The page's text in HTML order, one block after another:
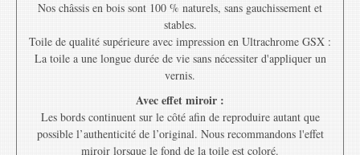
Nos châssis en bois sont 100 % naturels, sans gauchissement et
stables.
Toile de qualité supérieure avec impression en Ultrachrome GSX :
La toile a une longue durée de vie sans nécessiter d'appliquer un
vernis.
Avec effet miroir :
Les bords continuent sur le côté afin de reproduire autant que
possible l’authenticité de l’original. Nous recommandons l'effet
miroir lorsque le fond de la toile est coloré.